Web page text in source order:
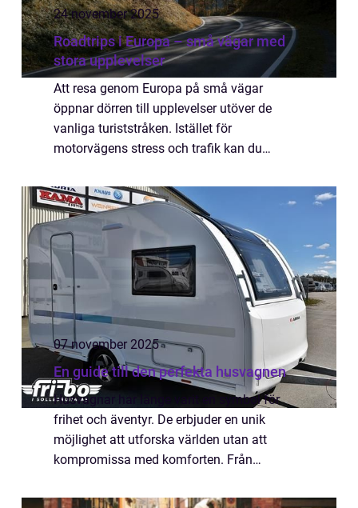
24 november 2025
Roadtrips i Europa – små vägar med
stora upplevelser
Att resa genom Europa på små vägar
öppnar dörren till upplevelser utöver de
vanliga turiststråken. Istället för
motorvägens stress och trafik kan du
landsv&a...
07 november 2025
En guide till den perfekta husvagnen
Husvagnar har länge varit en symbol för
frihet och äventyr. De erbjuder en unik
möjlighet att utforska världen utan att
kompromissa med komforten. Från
husvagn kan för...